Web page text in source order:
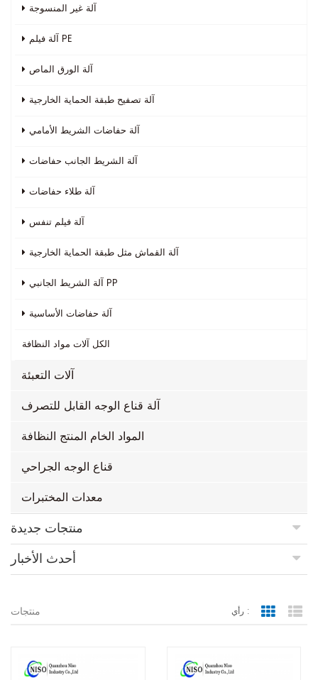
آلة غير المنسوجة
آلة فيلم PE
آلة الورق الماص
آلة تصفيح طبقة الحماية الخارجية
آلة حفاضات الشريط الأمامي
آلة الشريط الجانب حفاضات
آلة طلاء حفاضات
آلة فيلم تنفس
آلة القماش مثل طبقة الحماية الخارجية
آلة الشريط الجانبي PP
آلة حفاضات الأساسية
الكل آلات مواد النظافة
آلات التعبئة
آلة قناع الوجه القابل للتصرف
المواد الخام المنتج النظافة
قناع الوجه الجراحي
معدات المختبرات
منتجات جديدة
أحدث الأخبار
منتجات رأي : Grid View